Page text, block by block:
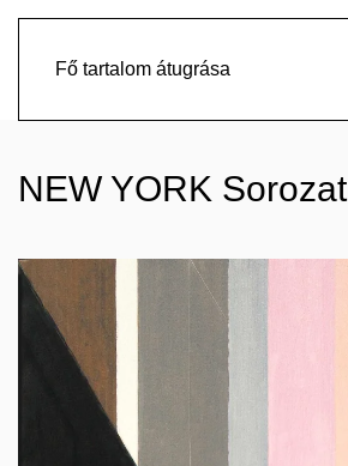
Fő tartalom átugrása
NEW YORK Sorozat